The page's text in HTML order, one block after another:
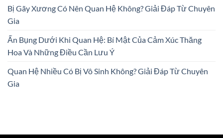
Bị Gãy Xương Có Nên Quan Hệ Không? Giải Đáp Từ Chuyên
Gia
Ấn Bụng Dưới Khi Quan Hệ: Bí Mật Của Cảm Xúc Thăng
Hoa Và Những Điều Cần Lưu Ý
Quan Hệ Nhiều Có Bị Vô Sinh Không? Giải Đáp Từ Chuyên
Gia